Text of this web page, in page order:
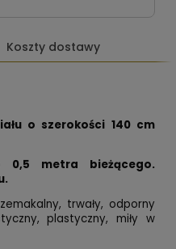
Koszty dostawy
o szerokości 140 cm
0,5 metra bieżącego.
trwały, odporny
plastyczny, miły w